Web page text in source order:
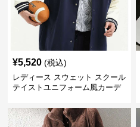
¥5,520 (税込)
レディース スウェット スクール
テイストユニフォーム風カーデ